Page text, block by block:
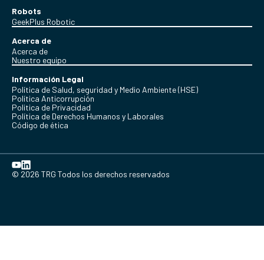
Robots
GeekPlus Robotic
Acerca de
Acerca de
Nuestro equipo
Información Legal
Política de Salud, seguridad y Medio Ambiente (HSE)
Política Anticorrupción
Politica de Privacidad
Política de Derechos Humanos y Laborales
Código de ética
© 2026 TRG Todos los derechos reservados